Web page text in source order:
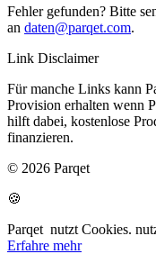
Fehler gefunden? Bitte
an daten@parqet.com.
Link Disclaimer
Für manche Links kann
Provision erhalten wenn
hilft dabei, kostenlose
finanzieren.
© 2026 Parqet
🍪
Parqet nutzt Cookies.
Erfahre mehr